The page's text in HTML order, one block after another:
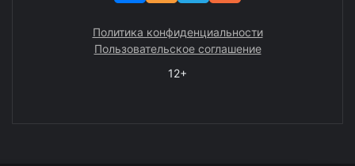
Политика конфиденциальности
Пользовательское соглашение
12+